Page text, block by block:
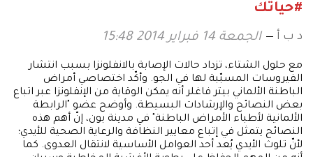
#حياتك
د ب أ الجمعة 14 فبراير 2014 15:48
مع حلول الشتاء، تزداد حالات الإصابة بالانفلونزا بسبب انتشار
الفيروسات المسبّبة لها في الجو. وأكّد اختصاصي أمراض
الباطنة الألماني بيتر فاغلر أنه يمكن الوقاية من الإنفلونزا عبر اتباع
بعض النصائح والإرشادات البسيطة. وأوضح عضو "الرابطة
الألمانية لأطباء الأمراض الباطنة" في مدينة بون، إنّ أهم هذه
النصائح يتمثل في إتباع معايير النظافة والرعاية الصحية للأيدي؛
لأنّ تلوث الأيدي يُعد أحد العوامل الأساسية لانتقال العدوى. كما